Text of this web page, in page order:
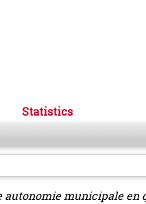
Statistics
autonomie municipale en